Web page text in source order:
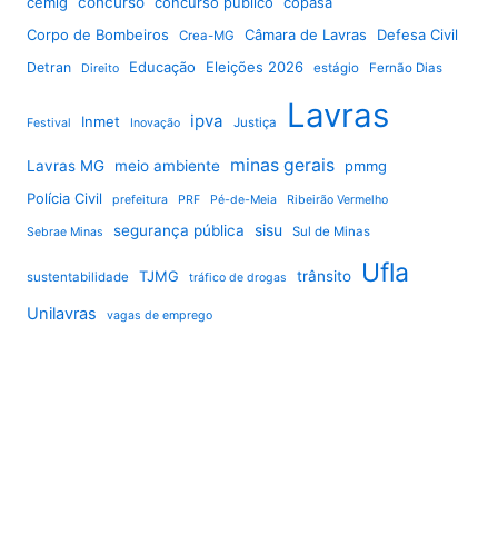
Corpo de Bombeiros
Crea-MG Câmara de Lavras Defesa Civil
Detran Direito Educação Eleições 2026 estágio Fernão Dias
Festival Inmet Inovação ipva Justiça Lavras
Lavras MG meio ambiente minas gerais
pmmg
Polícia Civil
prefeitura PRF Pé-de-Meia Ribeirão Vermelho
Sebrae Minas segurança pública sisu Sul de Minas
sustentabilidade TJMG tráfico de drogas trânsito Ufla
Unilavras vagas de emprego